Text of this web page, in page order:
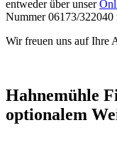
entweder über unser
Nummer 06173/
Wir freuen uns auf Ihre
Hahnemühle
optionalem